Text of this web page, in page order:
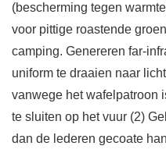
(bescherming tegen
voor pittige roastende
camping. Genereren far-
uniform te draaien naar
vanwege het wafelpatroon
te sluiten op het vuur (2)
dan de lederen gecoate